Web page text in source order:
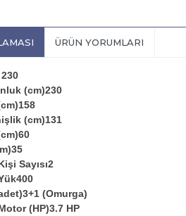
ÜRÜN YORUMLARI
(cm)230
(cm)131
Sayısı2
(Omurga)
(HP)3.7 HP